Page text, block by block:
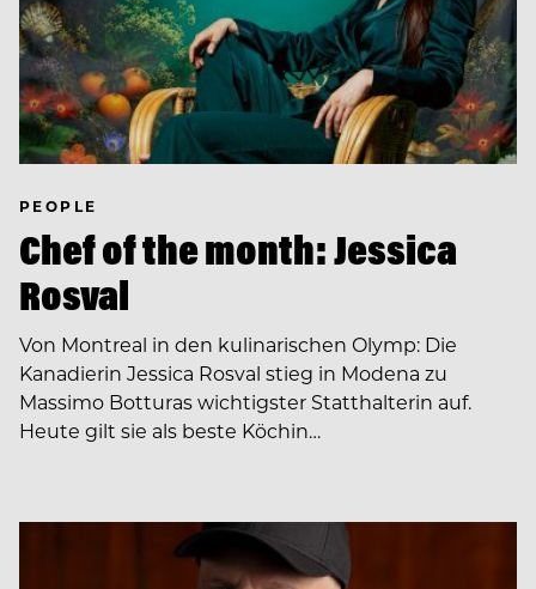
PEOPLE
Chef of the month: Jessica
Rosval
Von Montreal in den kulinarischen Olymp: Die
Kanadierin Jessica Rosval stieg in Modena zu
Massimo Botturas wichtigster Statthalterin auf.
Heute gilt sie als beste Köchin…